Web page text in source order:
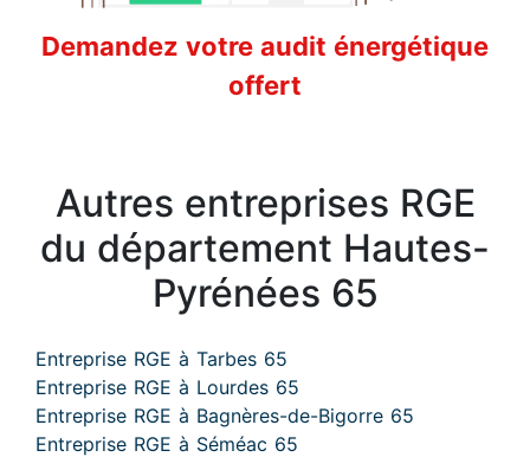
Demandez votre audit énergétique
offert
Autres entreprises RGE
du département Hautes-
Pyrénées 65
Entreprise RGE à Tarbes 65
Entreprise RGE à Lourdes 65
Entreprise RGE à Bagnères-de-Bigorre 65
Entreprise RGE à Séméac 65